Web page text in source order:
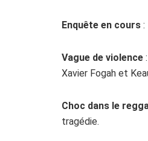
Enquête en cours :
Vague de violence
Xavier Fogah et
Choc dans le
tragédie.